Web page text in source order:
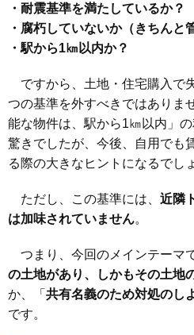
・耐震基準を満たしているか？
・腐朽していないか（きちんと
・駅から1㎞以内か？
ですから、土地・住宅購入で
つの基準を外すべきではありま
能な物件は、駅から1㎞以内」
驚きでしたが、今後、自用でも
る際の大きなヒントになるでし
ただし、この基準には、 近隣
は加味されていません。
つまり、今回のメインテーマ
の土地があり、しかもその土地
か、「 共有名義のため対処のし
です。